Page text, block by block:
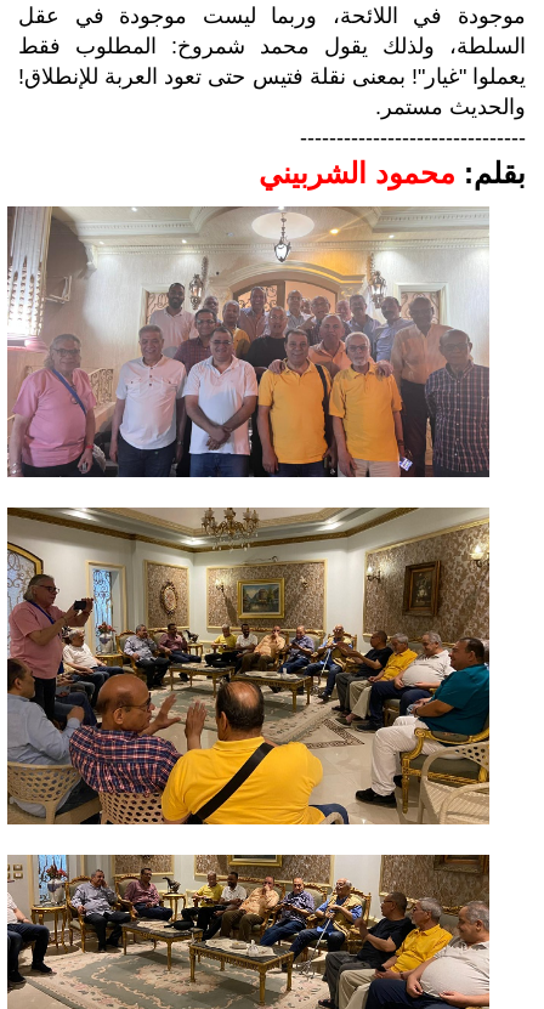
موجودة في اللائحة، وربما ليست موجودة في عقل
السلطة، ولذلك يقول محمد شمروخ: المطلوب فقط
يعملوا "غيار"! بمعنى نقلة فتيس حتى تعود العربة للإنطلاق!
والحديث مستمر.
-------------------------------
بقلم: محمود الشربيني